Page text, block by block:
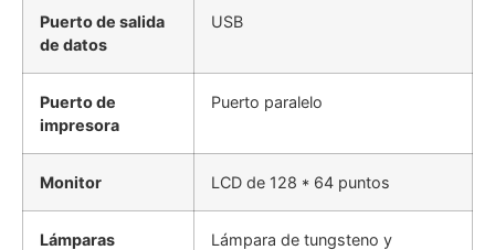
Puerto de salida
de datos
USB
Puerto de
impresora
Puerto paralelo
Monitor LCD de 128 * 64 puntos
Lámparas
Lámpara de tungsteno y